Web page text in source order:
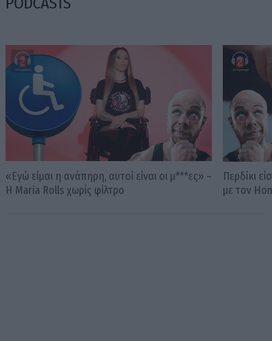
«Εγώ είμαι η ανάπηρη, αυτοί είναι οι μ***ες» –
Η Maria Rolls χωρίς φίλτρο
Περδίκι
με τον